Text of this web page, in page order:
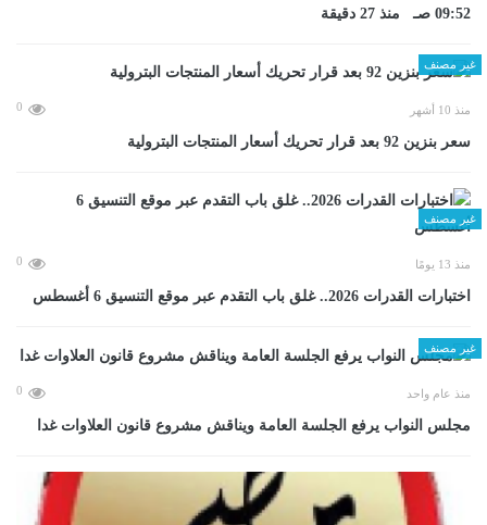
09:52 صـ منذ 27 دقيقة
غير مصنف
منذ 10 أشهر 0
سعر بنزين 92 بعد قرار تحريك أسعار المنتجات البترولية
غير مصنف
منذ 13 يومًا 0
اختبارات القدرات 2026.. غلق باب التقدم عبر موقع التنسيق 6 أغسطس
غير مصنف
منذ عام واحد 0
مجلس النواب يرفع الجلسة العامة ويناقش مشروع قانون العلاوات غدا